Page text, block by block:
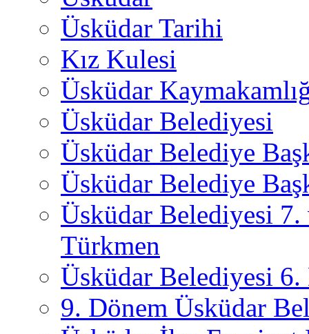
Üsküdar Tarihi
Kız Kulesi
Üsküdar
Üsküdar Belediyesi
Üsküdar Belediye
Üsküdar Belediye
Üsküdar Belediyesi
Türkmen
Üsküdar Belediyesi 6.
9. Dönem Üsküdar